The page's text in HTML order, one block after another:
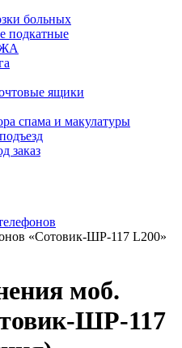
больных
подкатные
ящики
спама и макулатуры
заказ
«Сотовик-ШР-117 L200»
моб.
ШР-117